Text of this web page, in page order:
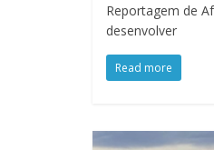
Reportagem de
desenvolver
Read more